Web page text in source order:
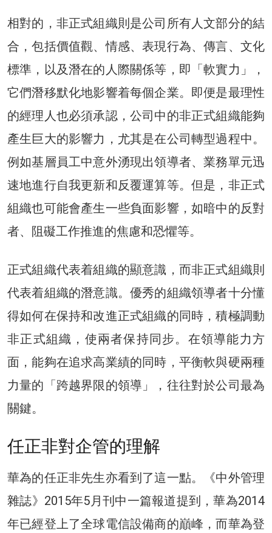
相對的，非正式組織則是公司所有人文部分的結
合，包括價值觀、情感、表現行為、傳言、文化
標準，以及潛在的人際關係等，即「軟實力」，
它們潛移默化地影響着每個企業。即便是最理性
的經理人也必須承認，公司中的非正式組織能夠
產生巨大的影響力，尤其是在公司轉型過程中。
例如基層員工中意外湧現出領導者、業務單元迅
速地進行自我更新和反覆運算等。但是，非正式
組織也可能會產生一些負面影響，如暗中的反對
者、阻礙工作推進的焦慮和恐懼等。
正式組織代表着組織的顯意識，而非正式組織則
代表着組織的潛意識。優秀的組織領導者十分懂
得如何在保持和改進正式組織的同時，積極調動
非正式組織，使兩者保持同步。在領導能力方
面，能夠在追求高業績的同時，平衡軟與硬兩種
力量的「跨越界限的領導」，往往對於公司最為
關鍵。
任正非對企管的理解
華為的任正非先生亦看到了這一點。《中外管理
雜誌》2015年5月刊中一篇報道提到，華為2014
年已經登上了全球電信設備商的巔峰，而華為登